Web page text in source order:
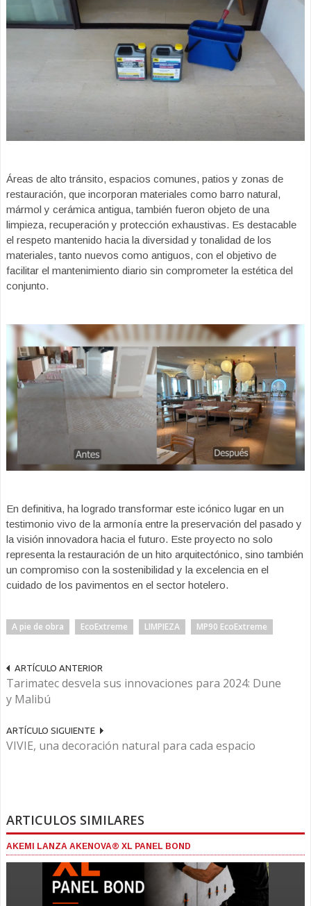
Áreas de alto tránsito, espacios comunes, patios y zonas de
restauración, que incorporan materiales como barro natural,
mármol y cerámica antigua, también fueron objeto de una
limpieza, recuperación y protección exhaustivas. Es destacable
el respeto mantenido hacia la diversidad y tonalidad de los
materiales, tanto nuevos como antiguos, con el objetivo de
facilitar el mantenimiento diario sin comprometer la estética del
conjunto.
En definitiva, ha logrado transformar este icónico lugar en un
testimonio vivo de la armonía entre la preservación del pasado y
la visión innovadora hacia el futuro. Este proyecto no solo
representa la restauración de un hito arquitectónico, sino también
un compromiso con la sostenibilidad y la excelencia en el
cuidado de los pavimentos en el sector hotelero.
A pie de obra EcoExtreme LIMPIEZA MP90 EcoExtreme
ARTÍCULO ANTERIOR
Tarimatec desvela sus innovaciones para 2024: Dune
y Malibú
ARTÍCULO SIGUIENTE
VIVIE, una decoración natural para cada espacio
ARTICULOS SIMILARES
AKEMI LANZA AKENOVA® XL PANEL BOND